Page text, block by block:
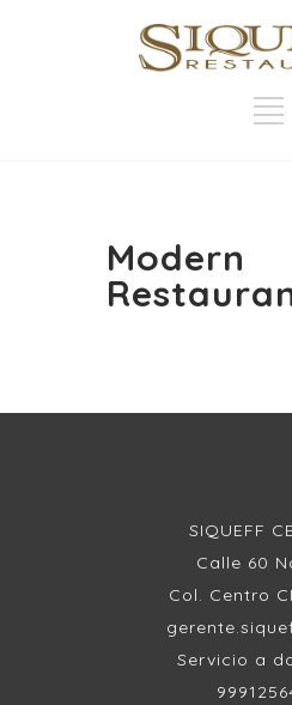
Modern
SIQUEFF
Calle 60
Col. Centro
Servicio a